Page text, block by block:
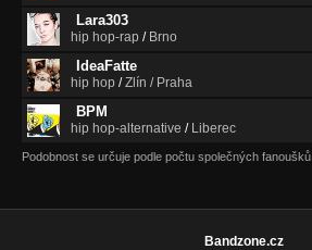
Lara303
hip hop-rap / Brno
IdeaFatte
hip hop /Zlín / Praha
BPM
hip hop-alternative / Liberec
Podobnost se určuje podle počtu společných fanoušků.
Bandzone.cz